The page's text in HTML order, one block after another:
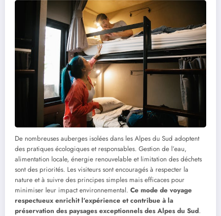
De nombreuses auberges isolées dans les Alpes du Sud adoptent
des pratiques écologiques et responsables. Gestion de l’eau,
alimentation locale, énergie renouvelable et limitation des déchets
sont des priorités. Les visiteurs sont encouragés à respecter la
nature et à suivre des principes simples mais efficaces pour
minimiser leur impact environnemental. Ce mode de voyage
respectueux enrichit l’expérience et contribue à la
préservation des paysages exceptionnels des Alpes du Sud.